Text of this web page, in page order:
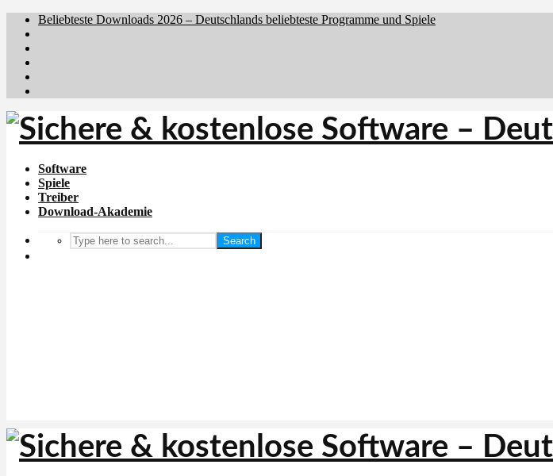
Beliebteste Downloads 2026 – Deutschlands beliebteste Programme und Spiele
Software
Spiele
Treiber
Download-Akademie
Search